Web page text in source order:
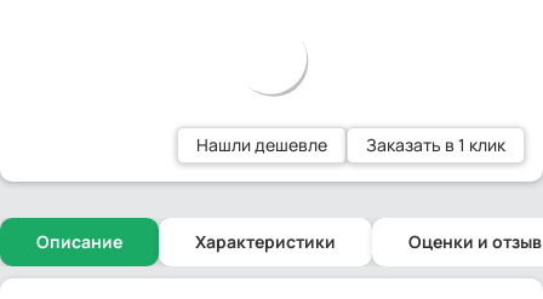
Нашли дешевле Заказать в 1 клик
Описание Характеристики Оценки и